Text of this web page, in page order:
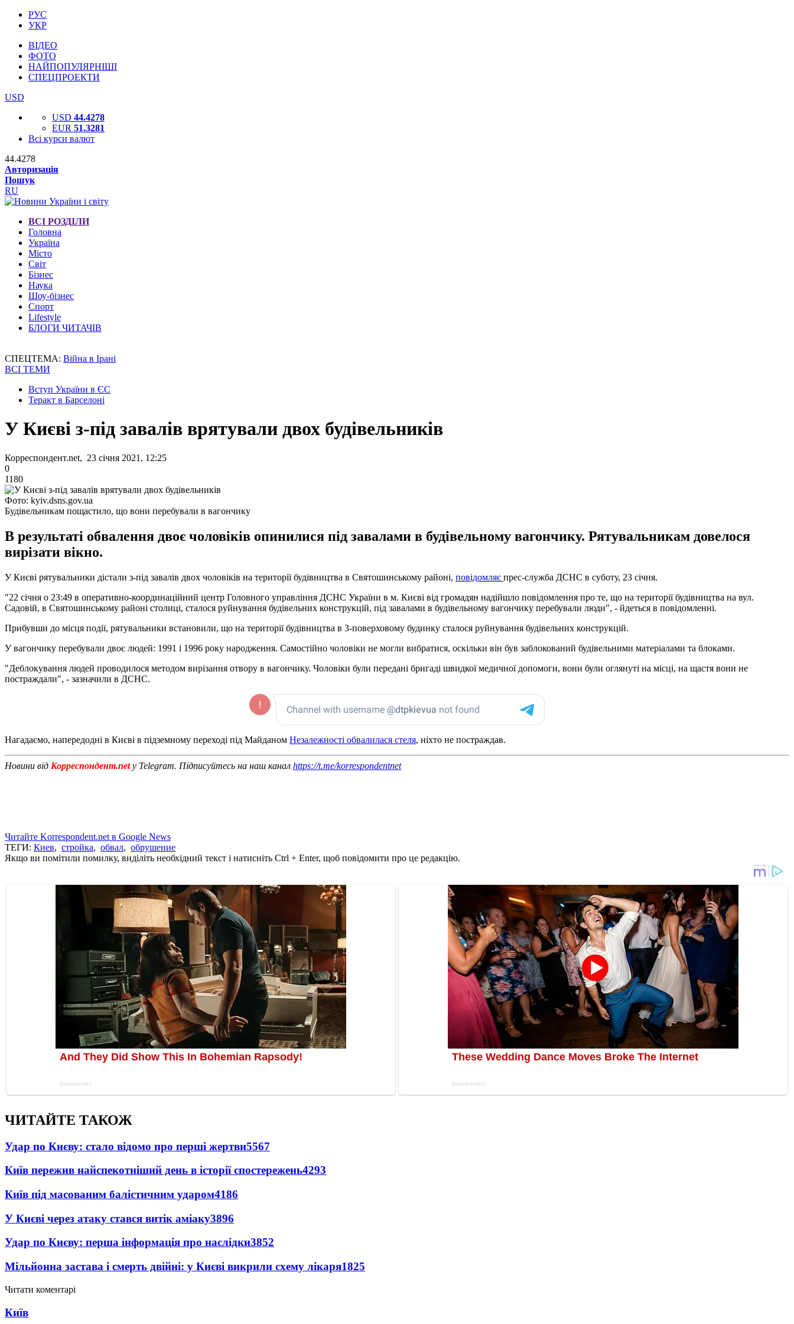
РУС
УКР
ВІДЕО
ФОТО
НАЙПОПУЛЯРНІШІ
СПЕЦПРОЕКТИ
USD
USD 44.4278
EUR 51.3281
Всі курси валют
44.4278
Авторизація
Пошук
RU
ВСІ РОЗДІЛИ
Головна
Україна
Місто
Світ
Бізнес
Наука
Шоу-бізнес
Спорт
Lifestyle
БЛОГИ ЧИТАЧІВ
СПЕЦТЕМА: Війна в Ірані
ВСІ ТЕМИ
Вступ України в ЄС
Теракт в Барселоні
У Києві з-під завалів врятували двох будівельників
Корреспондент.net, 23 січня 2021, 12:25
0
1180
Фото: kyiv.dsns.gov.ua
Будівельникам пощастило, що вони перебували в вагончику
В результаті обвалення двоє чоловіків опинилися під завалами в будівельному вагончику. Рятувальникам довелося
вирізати вікно.
У Києві рятувальники дістали з-під завалів двох чоловіків на території будівництва в Святошинському районі, повідомляє прес-служба ДСНС в суботу, 23 січня.
"22 січня о 23:49 в оперативно-координаційний центр Головного управління ДСНС України в м. Києві від громадян надійшло повідомлення про те, що на території будівництва на вул.
Садовій, в Святошинському районі столиці, сталося руйнування будівельних конструкцій, під завалами в будівельному вагончику перебували люди", - йдеться в повідомленні.
Прибувши до місця події, рятувальники встановили, що на території будівництва в 3-поверховому будинку сталося руйнування будівельних конструкцій.
У вагончику перебували двоє людей: 1991 і 1996 року народження. Самостійно чоловіки не могли вибратися, оскільки він був заблокований будівельними матеріалами та блоками.
"Деблокування людей проводилося методом вирізання отвору в вагончику. Чоловіки були передані бригаді швидкої медичної допомоги, вони були оглянуті на місці, на щастя вони не
постраждали", - зазначили в ДСНС.
Нагадаємо, напередодні в Києві в підземному переході під Майданом Незалежності обвалилася стеля, ніхто не постраждав.
Новини від Корреспондент.netу Telegram. Підписуйтесь на наш канал https://t.me/korrespondentnet
Читайте Korrespondent.net в Google News
ТЕГИ: Киев, стройка, обвал, обрушение
Якщо ви помітили помилку, виділіть необхідний текст і натисніть Ctrl + Enter, щоб повідомити про це редакцію.
ЧИТАЙТЕ ТАКОЖ
Удар по Києву: стало відомо про перші жертви5567
Київ пережив найспекотніший день в історії спостережень4293
Київ під масованим балістичним ударом4186
У Києві через атаку стався витік аміаку3896
Удар по Києву: перша інформація про наслідки3852
Мільйонна застава і смерть двійні: у Києві викрили схему лікаря1825
Читати коментарі
Київ